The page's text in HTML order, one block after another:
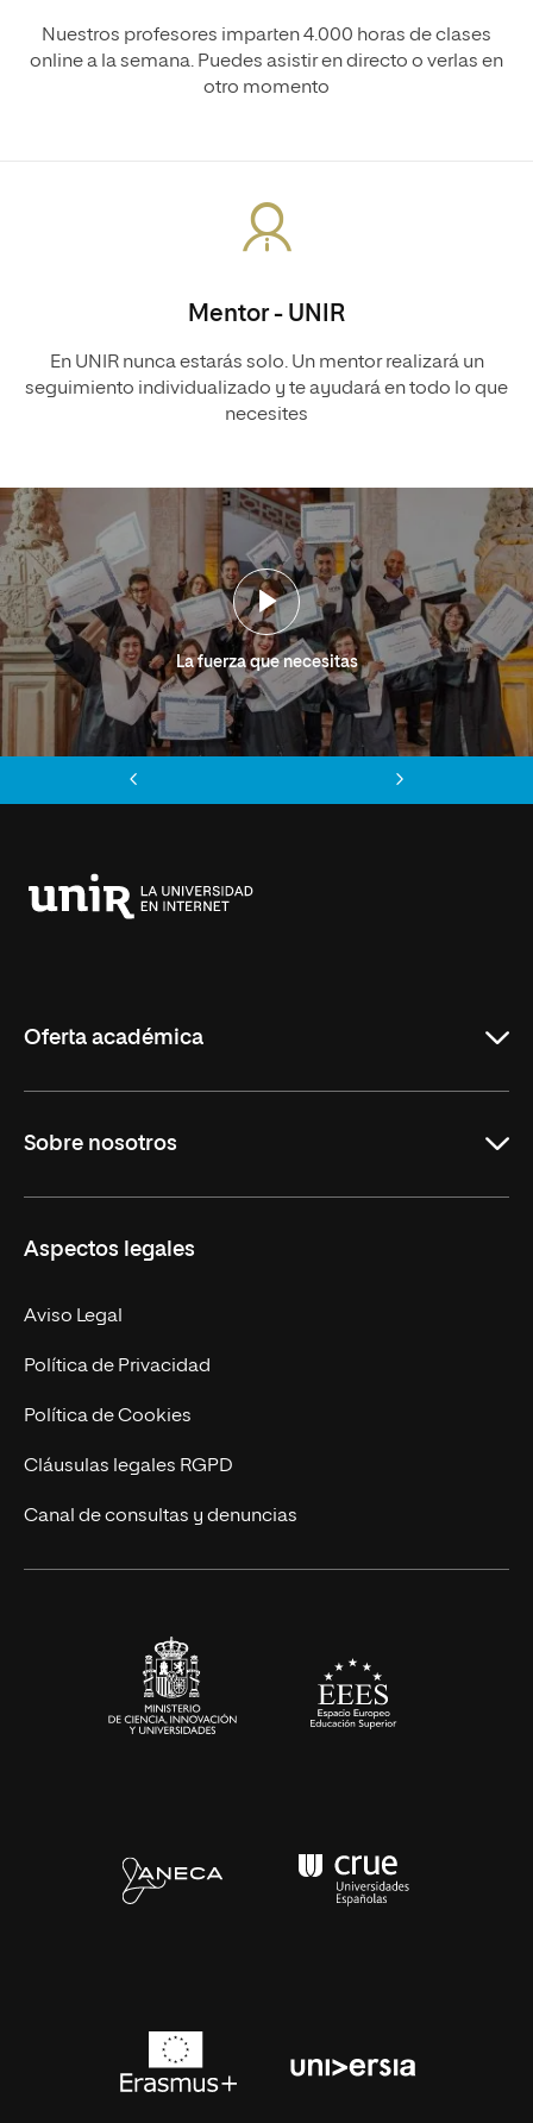
Nuestros profesores imparten 4.000 horas de clases
online a la semana. Puedes asistir en directo o verlas en
otro momento
Mentor - UNIR
En UNIR nunca estarás solo. Un mentor realizará un
seguimiento individualizado y te ayudará en todo lo que
necesites
La fuerza que necesitas
Oferta académica
Másteres Oficiales
Doctorados
Experto Universitario
Postgrados
Cursos Universitarios
Sobre nosotros
Facultades
Nuestro Equipo
Trabaja en UNIR
Actualidad
UNIR Revista
Eventos
Aspectos legales
Aviso Legal
Política de Privacidad
Política de Cookies
Cláusulas legales RGPD
Canal de consultas y denuncias